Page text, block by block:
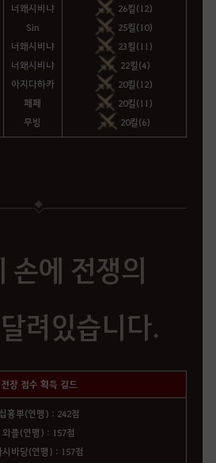
너왜시비냐
Sin
너왜시비냐
너왜시비냐
아지다하카
페페
무빙
26킬(12)
25킬(10)
23킬(11)
22킬(4)
20킬(12)
20킬(11)
20킬(6)
손에 전쟁의
려있습니다.
전장 점수 획득 길드
십흉뿌(연맹) : 242점
와플(연맹) : 157점
시바당(연맹) : 157점